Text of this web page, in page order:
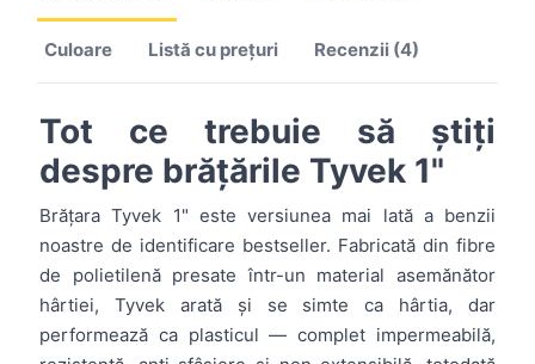
Culoare Listă cu prețuri Recenzii (4)
Tot ce trebuie să știți
despre brățările Tyvek 1"
Brățara Tyvek 1" este versiunea mai lată a benzii
noastre de identificare bestseller. Fabricată din fibre
de polietilenă presate într-un material asemănător
hârtiei, Tyvek arată și se simte ca hârtia, dar
performează ca plasticul — complet impermeabilă,